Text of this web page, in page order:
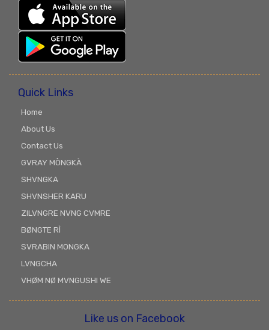
Quick Links
Home
About Us
Contact Us
GVRAY MÒNGKÀ
SHVNGKA
SHVNSHER KARU
ZILVNGRE NVNG CVMRE
BØNGTE RÌ
SVRABIN MONGKA
LVNGCHA
VHØM NØ MVNGUSHI WE
Like us on Facebook